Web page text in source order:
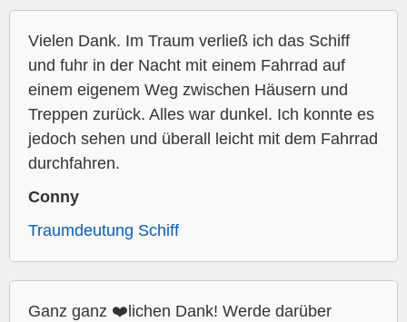
Vielen Dank. Im Traum verließ ich das Schiff
und fuhr in der Nacht mit einem Fahrrad auf
einem eigenem Weg zwischen Häusern und
Treppen zurück. Alles war dunkel. Ich konnte es
jedoch sehen und überall leicht mit dem Fahrrad
durchfahren.
Conny
Traumdeutung Schiff
Ganz ganz ❤️lichen Dank! Werde darüber